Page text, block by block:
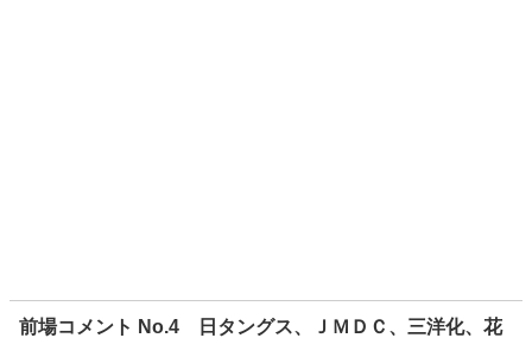
前場コメント No.4 日タングス、ＪＭＤＣ、三洋化、花